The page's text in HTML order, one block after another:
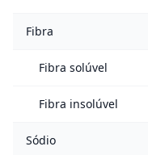
Fibra
Fibra solúvel
Fibra insolúvel
Sódio